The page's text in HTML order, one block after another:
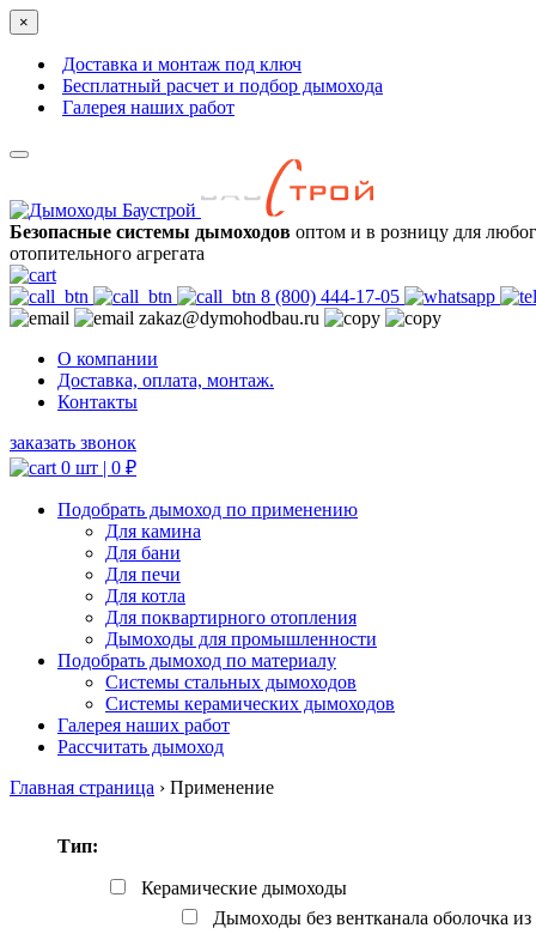
×
Доставка и монтаж под ключ
Бесплатный расчет и подбор дымохода
Галерея наших работ
Безопасные системы дымоходов оптом и в розницу для
отопительного агрегата
8 (800) 444-17-05
zakaz@dymohodbau.ru
О компании
Доставка, оплата, монтаж.
Контакты
заказать звонок
0 шт | 0 ₽
Подобрать дымоход по применению
Для камина
Для бани
Для печи
Для котла
Для поквартирного отопления
Дымоходы для промышленности
Подобрать дымоход по материалу
Системы стальных дымоходов
Системы керамических дымоходов
Галерея наших работ
Рассчитать дымоход
Главная страница › Применение
Тип:
Керамические дымоходы
Дымоходы без вентканала оболочка из